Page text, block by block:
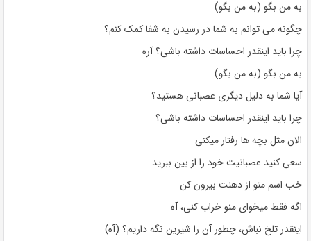
به من بگو (به من بگو)
چگونه می توانم به شما در رسیدن به شفا کمک کنم؟
چرا باید اینقدر احساسات داشته باشی؟ آره
به من بگو (به من بگو)
آیا شما به دلیل دیگری عصبانی هستید؟
چرا باید اینقدر احساسات داشته باشی؟
الان مثل بچه ها رفتار میکنی
سعی کنید عصبانیت خود را از بین ببرید
خب اسم منو از دهنت بیرون کن
اگه فقط میخوای منو خراب کنی، آه
اینقدر تلخ نباش، چطور آن را شیرین نگه داریم؟ (آه)